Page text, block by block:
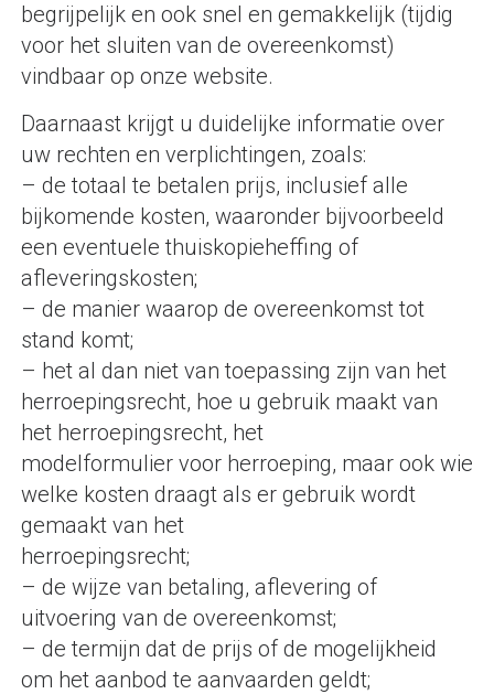
begrijpelijk en ook snel en gemakkelijk (tijdig
voor het sluiten van de overeenkomst)
vindbaar op onze website.
Daarnaast krijgt u duidelijke informatie over
uw rechten en verplichtingen, zoals:
– de totaal te betalen prijs, inclusief alle
bijkomende kosten, waaronder bijvoorbeeld
een eventuele thuiskopieheffing of
afleveringskosten;
– de manier waarop de overeenkomst tot
stand komt;
– het al dan niet van toepassing zijn van het
herroepingsrecht, hoe u gebruik maakt van
het herroepingsrecht, het
modelformulier voor herroeping, maar ook wie
welke kosten draagt als er gebruik wordt
gemaakt van het
herroepingsrecht;
– de wijze van betaling, aflevering of
uitvoering van de overeenkomst;
– de termijn dat de prijs of de mogelijkheid
om het aanbod te aanvaarden geldt;